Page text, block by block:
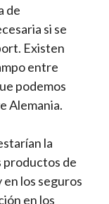
de
si se
Existen
entre
podemos
Alemania.
la
productos de
los seguros
en los